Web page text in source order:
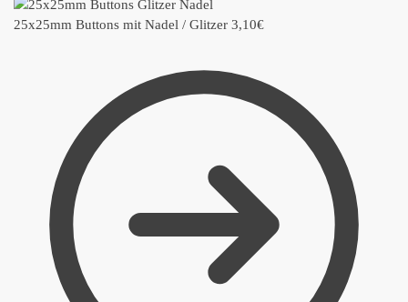
25x25mm Buttons mit Nadel / Glitzer 3,10€